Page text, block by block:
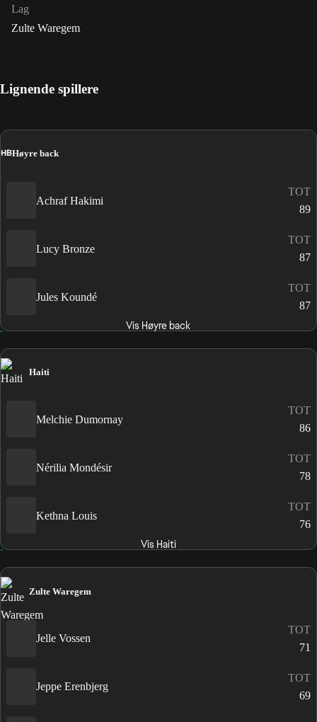
Lag
Zulte Waregem
Lignende spillere
HBHøyre back
Achraf Hakimi
TOT
89
Lucy Bronze
TOT
87
Jules Koundé
TOT
87
Vis Høyre back
Haiti
Melchie Dumornay
TOT
86
Nérilia Mondésir
TOT
78
Kethna Louis
TOT
76
Vis Haiti
Zulte Waregem
Jelle Vossen
TOT
71
Jeppe Erenbjerg
TOT
69